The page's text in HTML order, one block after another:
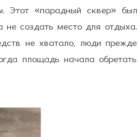
Этот «парадный сквер» был
создать место для отдыха.
не хватало, люди прежде
площадь начала обретать